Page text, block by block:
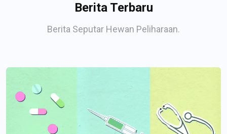
Berita Terbaru
Berita Seputar Hewan Peliharaan.